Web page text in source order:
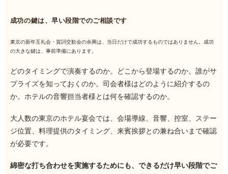
成功の鍵は、早い段階でのご相談です
東京の新年互礼会・賀詞交歓会の余興は、当日だけで成功するものではありません。成功
の大きな鍵は、事前準備にあります。
どのタイミングで演奏するのか。どこから登場するのか。誰がサ
プライズを知っておくのか。司会者様はどのように紹介するの
か。ホテルの音響担当者様とは何を確認するのか。
大人数の東京のホテル宴会では、会場導線、音響、控室、ステー
ジ位置、料理提供のタイミング、来賓挨拶との兼ね合いまで確認
が必要です。
綿密な打ち合わせを実施するためにも、できるだけ早い段階でご